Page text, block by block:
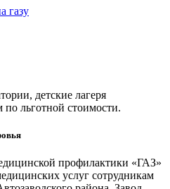
газу
детские лагеря
по льготной стоимости.
профилактики «ГАЗ»
услуг сотрудникам